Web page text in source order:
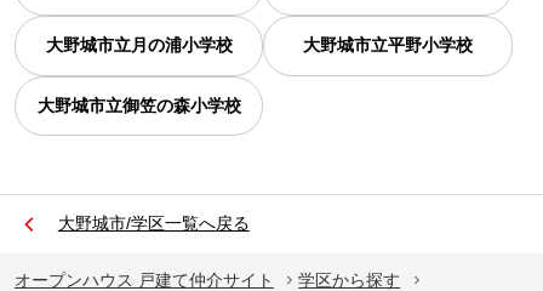
大野城市立月の浦小学校 大野城市立平野小学校
大野城市立御笠の森小学校
大野城市/学区一覧へ戻る
オープンハウス 戸建て仲介サイト
学区から探す